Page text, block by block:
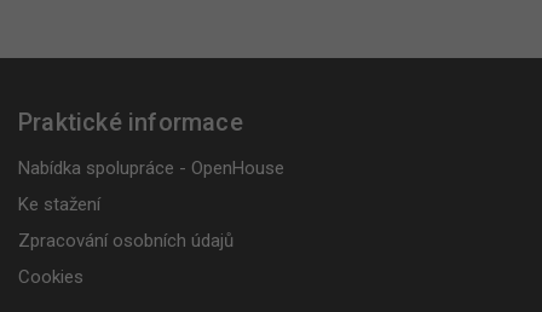
Praktické informace
Nabídka spolupráce - OpenHouse
Ke stažení
Zpracování osobních údajů
Cookies